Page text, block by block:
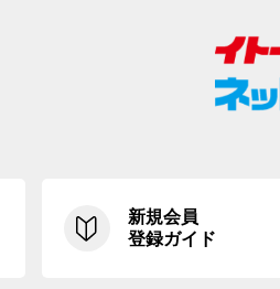
新規会員
登録ガイド